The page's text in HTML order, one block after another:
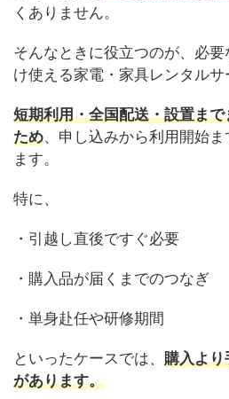
くありません。
そんなときに役立つのが、必
け使える家電・家具レンタルサ
短期利用・全国配送・設置ま
ため、申し込みから利用開始
ます。
特に、
・引越し直後ですぐ必要
・購入品が届くまでのつなぎ
・単身赴任や研修期間
といったケースでは、 購入より
があります。